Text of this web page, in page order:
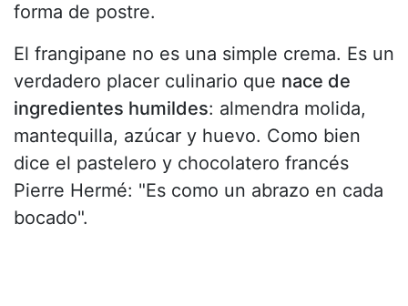
forma de postre.
El frangipane no es una simple crema. Es un
verdadero placer culinario que nace de
ingredientes humildes: almendra molida,
mantequilla, azúcar y huevo. Como bien
dice el pastelero y chocolatero francés
Pierre Hermé: "Es como un abrazo en cada
bocado".